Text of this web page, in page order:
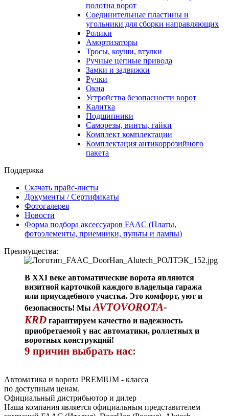
полотна ворот
Соединительные пластины и
угольники для сборки направляющих
Ролики
Амортизаторы
Тросы, коуши, втулки
Ручные цепные привода
Замки и задвижки
Ручки
Окна
Устройства безопасности ворот
Калитка
Подшипники
Саморезы, винты, гайки
Комплект комплектации
Комплектация антикоррозийного
пакета
Поддержка
Скачать прайс-листы
Документы / Сертификаты
Фотогалерея
Новости
Форма подбора аксессуаров FAAC (Платы,
фотоэлементы, приемники, пульты и лампы)
Преимущества:
В XXI веке автоматические ворота являются
визитной карточкой каждого владельца гаража
или приусадебного участка. Это комфорт, уют и
безопасность! Мы AVTOVOROTA-
KRD гарантируем качество и надежность
приобретаемой у нас автоматики, роллетных и
воротных конструкций!
9 причин выбрать нас:
Автоматика и ворота PREMIUM - класса
по доступным ценам.
Официальный дистрибьютор и дилер
Наша компания является официальным представителем